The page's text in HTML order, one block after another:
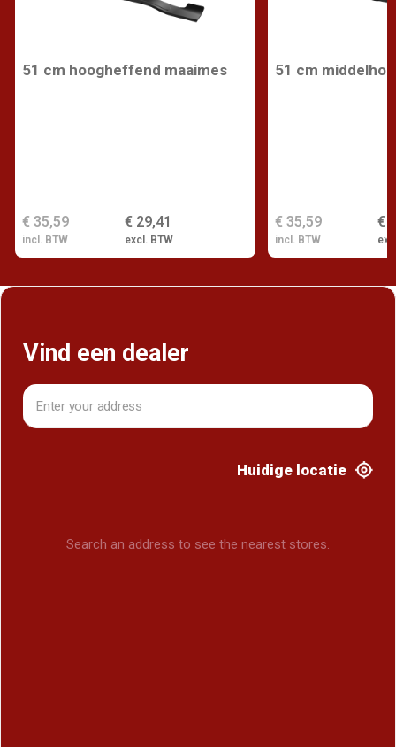
51 cm hoogheffend maaimes
€ 29,41
excl. BTW
€ 35,59
incl. BTW
51 cm
€
€ 35,59
incl. BTW
Vind een dealer
Huidige locatie
Search an address to see the nearest stores.